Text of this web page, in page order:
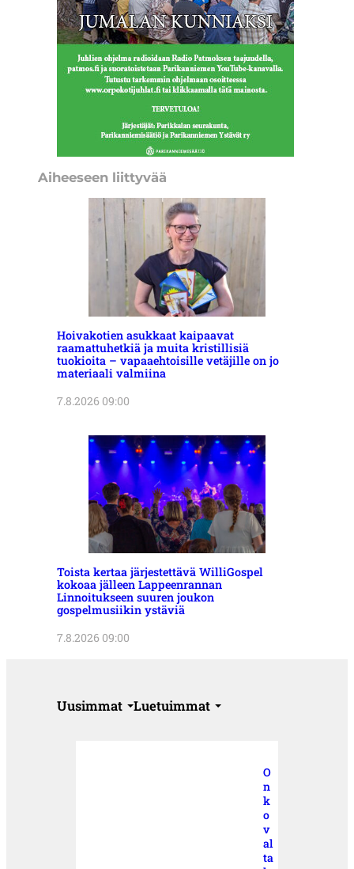
Aiheeseen liittyvää
Hoivakotien asukkaat kaipaavat
raamattuhetkiä ja muita kristillisiä
tuokioita – vapaaehtoisille vetäjille on jo
materiaali valmiina
7.8.2026 09:00
Toista kertaa järjestettävä WilliGospel
kokoaa jälleen Lappeenrannan
Linnoitukseen suuren joukon
gospelmusiikin ystäviä
7.8.2026 09:00
Uusimmat Luetuimmat
O
n
k
o
v
al
ta